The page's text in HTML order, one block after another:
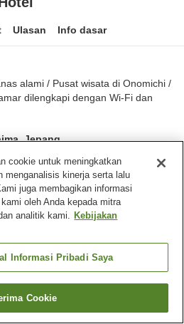
Ulasan Info dasar
alami / Pusat wisata di Onomichi /
dilengkapi dengan Wi-Fi dan
Jepang
Benar-benar bebas rokok
kamar
cookie untuk meningkatkan
menganalisis kinerja serta lalu
juga membagikan informasi
oleh Anda kepada mitra
analitik kami. Kebijakan
Informasi Pribadi Saya
Cookie